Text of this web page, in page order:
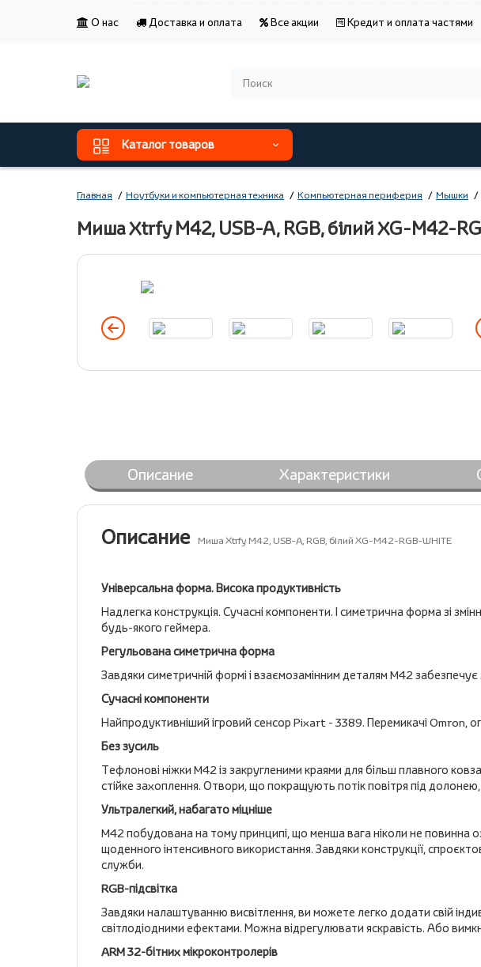
О нас Доставка и оплата Все акции Кредит и оплата частями
Каталог товаров
Главная Ноутбуки и компьютерная техника Компьютерная периферия Мышки
Миша Xtrfy M42, USB-A, RGB, білий XG-M42-
Описание Характеристики
Описание Миша Xtrfy M42, USB-A, RGB, білий XG-M42-RGB-WHITE
Універсальна форма. Висока продуктивність
Надлегка конструкція. Сучасні компоненти. І симетрична форма зі
будь-якого геймера.
Регульована симетрична форма
Завдяки симетричній формі і взаємозамінним деталям M42
Сучасні компоненти
Найпродуктивніший ігровий сенсор Pixart - 3389. Перемикачі Omron,
Без зусиль
Тефлонові ніжки M42 із закругленими краями для більш плавного
стійке захоплення. Отвори, що покращують потік повітря під
Ультралегкий, набагато міцніше
M42 побудована на тому принципі, що менша вага ніколи не повинна
щоденного інтенсивного використання. Завдяки конструкції,
служби.
RGB-підсвітка
Завдяки налаштуванню висвітлення, ви можете легко додати свій
світлодіодними ефектами. Можна відрегулювати яскравість. Або
ARM 32-бітних мікроконтролерів